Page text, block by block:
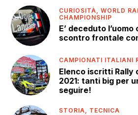
CURIOSITÀ,WORLD
CHAMPIONSHIP
E’ deceduto
scontro frontale
CAMPIONATI ITALIANI
Elenco iscritti Rally
2021: tanti big per
seguire!
STORIA, TECNICA